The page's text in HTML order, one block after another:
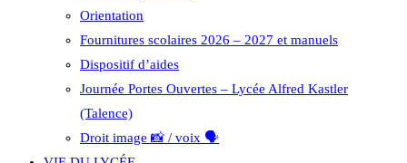
Orientation
Fournitures scolaires 2026 – 2027 et manuels
Dispositif d’aides
Journée Portes Ouvertes – Lycée Alfred Kastler
(Talence)
Droit image 📸 / voix 🗣️